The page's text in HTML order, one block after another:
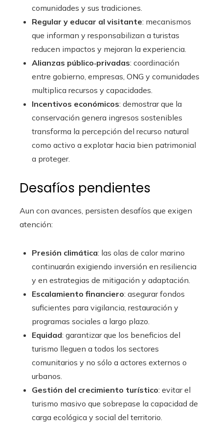
comunidades y sus tradiciones.
Regular y educar al visitante: mecanismos
que informan y responsabilizan a turistas
reducen impactos y mejoran la experiencia.
Alianzas público‑privadas: coordinación
entre gobierno, empresas, ONG y comunidades
multiplica recursos y capacidades.
Incentivos económicos: demostrar que la
conservación genera ingresos sostenibles
transforma la percepción del recurso natural
como activo a explotar hacia bien patrimonial
a proteger.
Desafíos pendientes
Aun con avances, persisten desafíos que exigen
atención:
Presión climática: las olas de calor marino
continuarán exigiendo inversión en resiliencia
y en estrategias de mitigación y adaptación.
Escalamiento financiero: asegurar fondos
suficientes para vigilancia, restauración y
programas sociales a largo plazo.
Equidad: garantizar que los beneficios del
turismo lleguen a todos los sectores
comunitarios y no sólo a actores externos o
urbanos.
Gestión del crecimiento turístico: evitar el
turismo masivo que sobrepase la capacidad de
carga ecológica y social del territorio.